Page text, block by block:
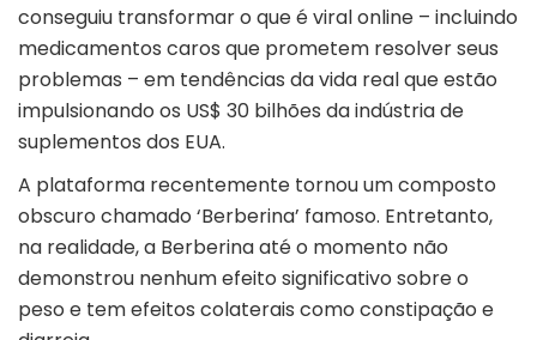
conseguiu transformar o que é viral online – incluindo
medicamentos caros que prometem resolver seus
problemas – em tendências da vida real que estão
impulsionando os US$ 30 bilhões da indústria de
suplementos dos EUA.
A plataforma recentemente tornou um composto
obscuro chamado ‘Berberina’ famoso. Entretanto,
na realidade, a Berberina até o momento não
demonstrou nenhum efeito significativo sobre o
peso e tem efeitos colaterais como constipação e